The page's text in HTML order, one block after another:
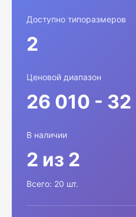
Доступно типоразмеров
2
Ценовой диапазон
26 010 -
В наличии
2 из 2
Всего: 20 шт.